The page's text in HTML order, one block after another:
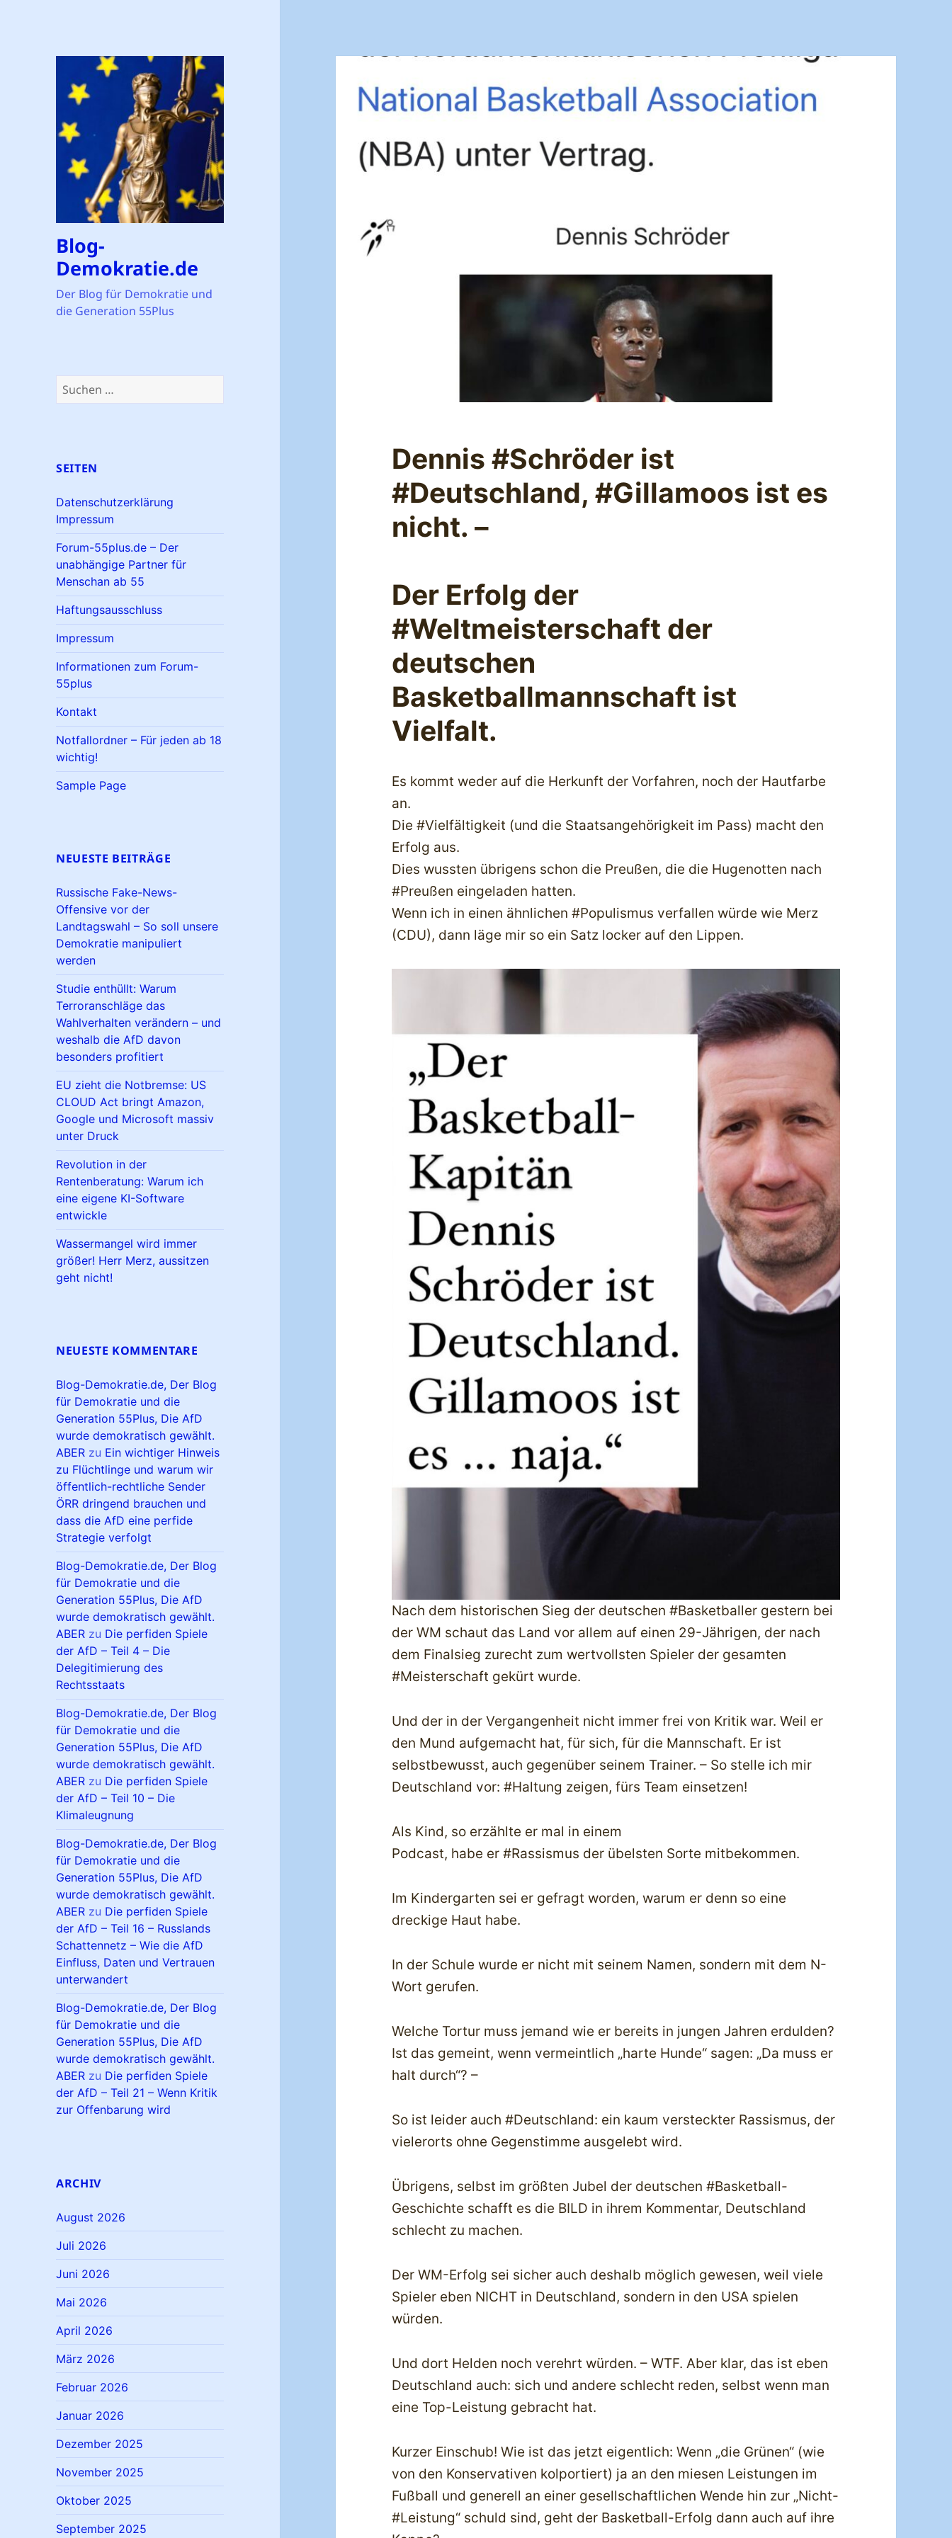
Blog-
Demokratie.de
Der Blog für Demokratie und
die Generation 55Plus
Suchen
nach:
SEITEN
Datenschutzerklärung
Impressum
Forum-55plus.de – Der
unabhängige Partner für
Menschan ab 55
Haftungsausschluss
Impressum
Informationen zum Forum-
55plus
Kontakt
Notfallordner – Für jeden ab 18
wichtig!
Sample Page
NEUESTE BEITRÄGE
Russische Fake-News-
Offensive vor der
Landtagswahl – So soll unsere
Demokratie manipuliert
werden
Studie enthüllt: Warum
Terroranschläge das
Wahlverhalten verändern – und
weshalb die AfD davon
besonders profitiert
EU zieht die Notbremse: US
CLOUD Act bringt Amazon,
Google und Microsoft massiv
unter Druck
Revolution in der
Rentenberatung: Warum ich
eine eigene KI-Software
entwickle
Wassermangel wird immer
größer! Herr Merz, aussitzen
geht nicht!
NEUESTE KOMMENTARE
Blog-Demokratie.de, Der Blog
für Demokratie und die
Generation 55Plus, Die AfD
wurde demokratisch gewählt.
ABER zu Ein wichtiger Hinweis
zu Flüchtlinge und warum wir
öffentlich-rechtliche Sender
ÖRR dringend brauchen und
dass die AfD eine perfide
Strategie verfolgt
Blog-Demokratie.de, Der Blog
für Demokratie und die
Generation 55Plus, Die AfD
wurde demokratisch gewählt.
ABER zu Die perfiden Spiele
der AfD – Teil 4 – Die
Delegitimierung des
Rechtsstaats
Blog-Demokratie.de, Der Blog
für Demokratie und die
Generation 55Plus, Die AfD
wurde demokratisch gewählt.
ABER zu Die perfiden Spiele
der AfD – Teil 10 – Die
Klimaleugnung
Blog-Demokratie.de, Der Blog
für Demokratie und die
Generation 55Plus, Die AfD
wurde demokratisch gewählt.
ABER zu Die perfiden Spiele
der AfD – Teil 16 – Russlands
Schattennetz – Wie die AfD
Einfluss, Daten und Vertrauen
unterwandert
Blog-Demokratie.de, Der Blog
für Demokratie und die
Generation 55Plus, Die AfD
wurde demokratisch gewählt.
ABER zu Die perfiden Spiele
der AfD – Teil 21 – Wenn Kritik
zur Offenbarung wird
ARCHIV
August 2026
Juli 2026
Juni 2026
Mai 2026
April 2026
März 2026
Februar 2026
Januar 2026
Dezember 2025
November 2025
Oktober 2025
September 2025
Dennis #Schröder ist
#Deutschland, #Gillamoos ist es
nicht. –
Der Erfolg der
#Weltmeisterschaft der
deutschen
Basketballmannschaft ist
Vielfalt.
Es kommt weder auf die Herkunft der Vorfahren, noch der Hautfarbe
an.
Die #Vielfältigkeit (und die Staatsangehörigkeit im Pass) macht den
Erfolg aus.
Dies wussten übrigens schon die Preußen, die die Hugenotten nach
#Preußen eingeladen hatten.
Wenn ich in einen ähnlichen #Populismus verfallen würde wie Merz
(CDU), dann läge mir so ein Satz locker auf den Lippen.
Nach dem historischen Sieg der deutschen #Basketballer gestern bei
der WM schaut das Land vor allem auf einen 29-Jährigen, der nach
dem Finalsieg zurecht zum wertvollsten Spieler der gesamten
#Meisterschaft gekürt wurde.
Und der in der Vergangenheit nicht immer frei von Kritik war. Weil er
den Mund aufgemacht hat, für sich, für die Mannschaft. Er ist
selbstbewusst, auch gegenüber seinem Trainer. – So stelle ich mir
Deutschland vor: #Haltung zeigen, fürs Team einsetzen!
Als Kind, so erzählte er mal in einem
Podcast, habe er #Rassismus der übelsten Sorte mitbekommen.
Im Kindergarten sei er gefragt worden, warum er denn so eine
dreckige Haut habe.
In der Schule wurde er nicht mit seinem Namen, sondern mit dem N-
Wort gerufen.
Welche Tortur muss jemand wie er bereits in jungen Jahren erdulden?
Ist das gemeint, wenn vermeintlich „harte Hunde“ sagen: „Da muss er
halt durch“? –
So ist leider auch #Deutschland: ein kaum versteckter Rassismus, der
vielerorts ohne Gegenstimme ausgelebt wird.
Übrigens, selbst im größten Jubel der deutschen #Basketball-
Geschichte schafft es die BILD in ihrem Kommentar, Deutschland
schlecht zu machen.
Der WM-Erfolg sei sicher auch deshalb möglich gewesen, weil viele
Spieler eben NICHT in Deutschland, sondern in den USA spielen
würden.
Und dort Helden noch verehrt würden. – WTF. Aber klar, das ist eben
Deutschland auch: sich und andere schlecht reden, selbst wenn man
eine Top-Leistung gebracht hat.
Kurzer Einschub! Wie ist das jetzt eigentlich: Wenn „die Grünen“ (wie
von den Konservativen kolportiert) ja an den miesen Leistungen im
Fußball und generell an einer gesellschaftlichen Wende hin zur „Nicht-
#Leistung“ schuld sind, geht der Basketball-Erfolg dann auch auf ihre